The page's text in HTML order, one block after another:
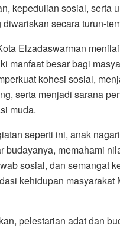
kepedulian sosial, serta
secara turun-
Elzadaswarman
manfaat besar bagi
kohesi sosial,
serta menjadi sarana
muda.
seperti ini, anak
budayanya, memahami
sosial, dan semangat
kehidupan masyarakat
pelestarian adat dan